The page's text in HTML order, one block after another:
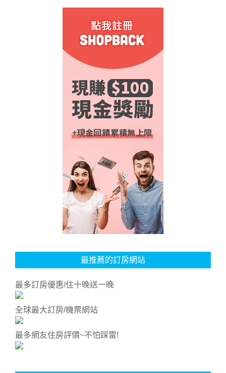
最推薦的訂房網站
最多訂房優惠/住十晚送一晚
全球最大訂房/機票網站
最多網友住房評價~不怕踩雷!